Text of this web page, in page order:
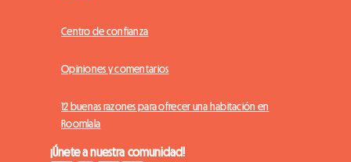
Centro de confianza
Opiniones y comentarios
12 buenas razones para ofrecer una habitación en
Roomlala
¡Únete a nuestra comunidad!